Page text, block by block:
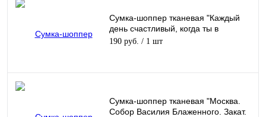
Сумка-шоппер тканевая "Каждый
день счастливый, когда ты в
Москве!", 290х390 мм
190 руб. / 1 шт
Сумка-шоппер тканевая "Москва.
Собор Василия Блаженного. Закат.